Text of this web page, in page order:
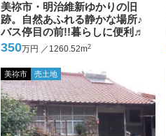
美祢市・明治維新ゆかりの旧
跡。自然あふれる静かな場所♪
バス停目の前!!暮らしに便利♬
350万円 ／1260.52m2
美祢市 売土地